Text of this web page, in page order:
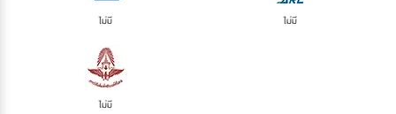
ไม่มี ไม่มี
ไม่มี